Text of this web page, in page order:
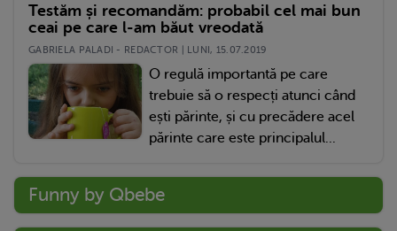
Testăm și recomandăm: probabil cel mai bun
ceai pe care l-am băut vreodată
GABRIELA PALADI - REDACTOR | LUNI, 15.07.2019
O regulă importantă pe care
trebuie să o respecți atunci când
ești părinte, și cu precădere acel
părinte care este principalul...
Funny by Qbebe